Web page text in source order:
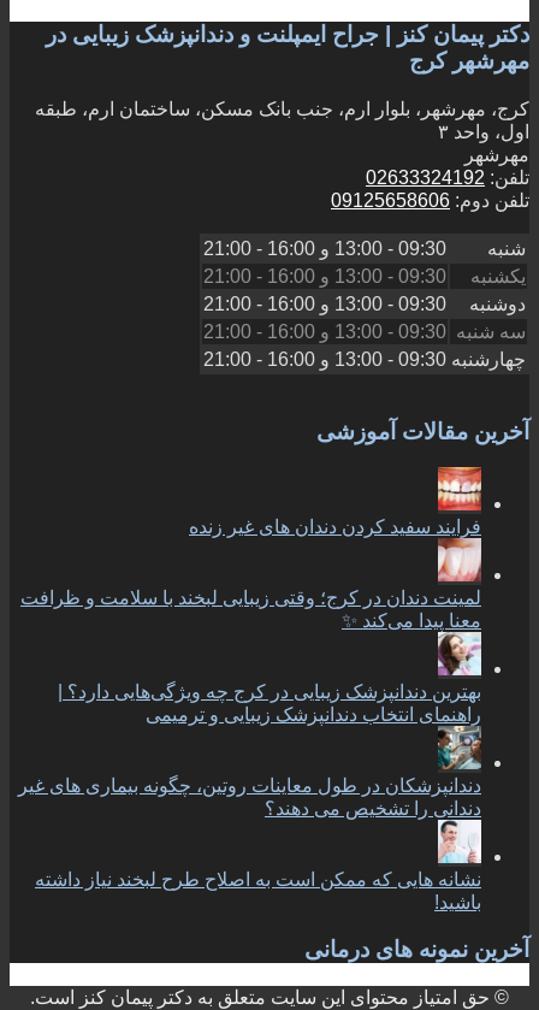
دکتر پیمان کنز | جراح ایمپلنت و دندانپزشک زیبایی در
مهرشهر کرج
کرج، مهرشهر، بلوار ارم، جنب بانک مسکن، ساختمان ارم، طبقه
اول، واحد ۳
مهرشهر
تلفن: 02633324192
تلفن دوم: 09125658606
شنبه 09:30 - 13:00 و 16:00 - 21:00
یکشنبه
09:30 - 13:00 و 16:00 - 21:00
دوشنبه
09:30 - 13:00 و 16:00 - 21:00
سه شنبه 09:30 - 13:00 و 16:00 - 21:00
چهارشنبه 09:30 - 13:00 و 16:00 - 21:00
آخرین مقالات آموزشی
فرایند سفید کردن دندان های غیر زنده
لمینت دندان در کرج؛ وقتی زیبایی لبخند با سلامت و ظرافت
معنا پیدا می‌کند ✨
بهترین دندانپزشک زیبایی در کرج چه ویژگی‌هایی دارد؟ |
راهنمای انتخاب دندانپزشک زیبایی و ترمیمی
دندانپزشکان در طول معاینات روتین، چگونه بیماری های غیر
دندانی را تشخیص می دهند؟
نشانه هایی که ممکن است به اصلاح طرح لبخند نیاز داشته
باشید!
آخرین نمونه های درمانی
© حق امتیاز محتوای این سایت متعلق به دکتر پیمان کنز است.